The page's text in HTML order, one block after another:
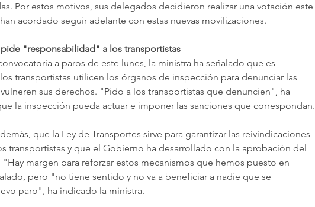
Por estos motivos, sus delegados decidieron realizar una votación este
acordado seguir adelante con estas nuevas movilizaciones.
pide "responsabilidad" a los transportistas
a paros de este lunes, la ministra ha señalado que es
transportistas utilicen los órganos de inspección para denunciar las
sus derechos. "Pido a los transportistas que denuncien", ha
la inspección pueda actuar e imponer las sanciones que correspondan.
que la Ley de Transportes sirve para garantizar las reivindicaciones
transportistas y que el Gobierno ha desarrollado con la aprobación del
"Hay margen para reforzar estos mecanismos que hemos puesto en
pero "no tiene sentido y no va a beneficiar a nadie que se
paro", ha indicado la ministra.